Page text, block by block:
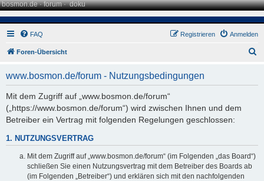
bosmon.de·forum·doku
FAQ Anmelden
Registrieren
Foren-Übersicht
www.bosmon.de/forum - Nutzungsbedingungen
Mit dem Zugriff auf „www.bosmon.de/forum“
(„https://www.bosmon.de/forum“) wird zwischen Ihnen und dem
Betreiber ein Vertrag mit folgenden Regelungen geschlossen:
1. NUTZUNGSVERTRAG
Mit dem Zugriff auf „www.bosmon.de/forum“ (im Folgenden „das Board“)
schließen Sie einen Nutzungsvertrag mit dem Betreiber des Boards ab
(im Folgenden „Betreiber“) und erklären sich mit den nachfolgenden